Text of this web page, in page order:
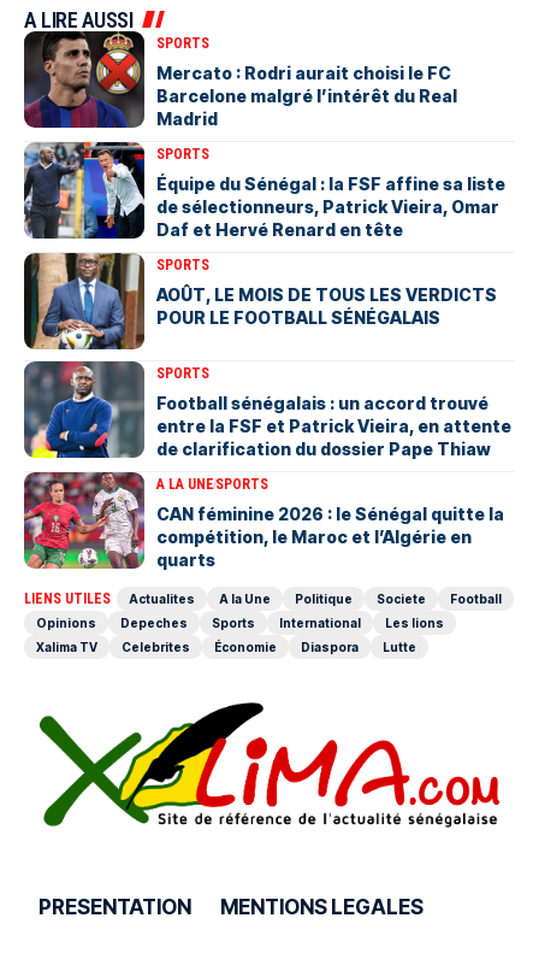
A LIRE AUSSI
SPORTS
Mercato : Rodri aurait choisi le FC
Barcelone malgré l’intérêt du Real
Madrid
SPORTS
Équipe du Sénégal : la FSF affine sa liste
de sélectionneurs, Patrick Vieira, Omar
Daf et Hervé Renard en tête
SPORTS
AOÛT, LE MOIS DE TOUS LES VERDICTS
POUR LE FOOTBALL SÉNÉGALAIS
SPORTS
Football sénégalais : un accord trouvé
entre la FSF et Patrick Vieira, en attente
de clarification du dossier Pape Thiaw
A LA UNESPORTS
‎CAN féminine 2026 : le Sénégal quitte la
compétition, le Maroc et l’Algérie en
quarts
LIENS UTILES Actualites A la Une Politique Societe
Football
Opinions
Depeches Sports International
Les lions
Xalima TV
Celebrites Économie Diaspora Lutte
PRESENTATION MENTIONS LEGALES